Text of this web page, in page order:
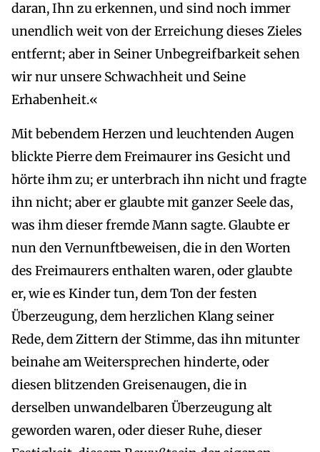
daran, Ihn zu erkennen, und sind noch immer
unendlich weit von der Erreichung dieses Zieles
entfernt; aber in Seiner Unbegreifbarkeit sehen
wir nur unsere Schwachheit und Seine
Erhabenheit.«
Mit bebendem Herzen und leuchtenden Augen
blickte Pierre dem Freimaurer ins Gesicht und
hörte ihm zu; er unterbrach ihn nicht und fragte
ihn nicht; aber er glaubte mit ganzer Seele das,
was ihm dieser fremde Mann sagte. Glaubte er
nun den Vernunftbeweisen, die in den Worten
des Freimaurers enthalten waren, oder glaubte
er, wie es Kinder tun, dem Ton der festen
Überzeugung, dem herzlichen Klang seiner
Rede, dem Zittern der Stimme, das ihn mitunter
beinahe am Weitersprechen hinderte, oder
diesen blitzenden Greisenaugen, die in
derselben unwandelbaren Überzeugung alt
geworden waren, oder dieser Ruhe, dieser